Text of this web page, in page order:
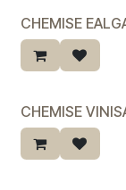
CHEMISE
CHEMISE